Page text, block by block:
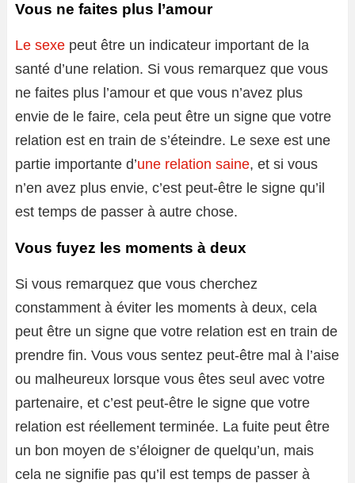
Vous ne faites plus l’amour
Le sexe peut être un indicateur important de la
santé d’une relation. Si vous remarquez que vous
ne faites plus l’amour et que vous n’avez plus
envie de le faire, cela peut être un signe que votre
relation est en train de s’éteindre. Le sexe est une
partie importante d’une relation saine, et si vous
n’en avez plus envie, c’est peut-être le signe qu’il
est temps de passer à autre chose.
Vous fuyez les moments à deux
Si vous remarquez que vous cherchez
constamment à éviter les moments à deux, cela
peut être un signe que votre relation est en train de
prendre fin. Vous vous sentez peut-être mal à l’aise
ou malheureux lorsque vous êtes seul avec votre
partenaire, et c’est peut-être le signe que votre
relation est réellement terminée. La fuite peut être
un bon moyen de s’éloigner de quelqu’un, mais
cela ne signifie pas qu’il est temps de passer à